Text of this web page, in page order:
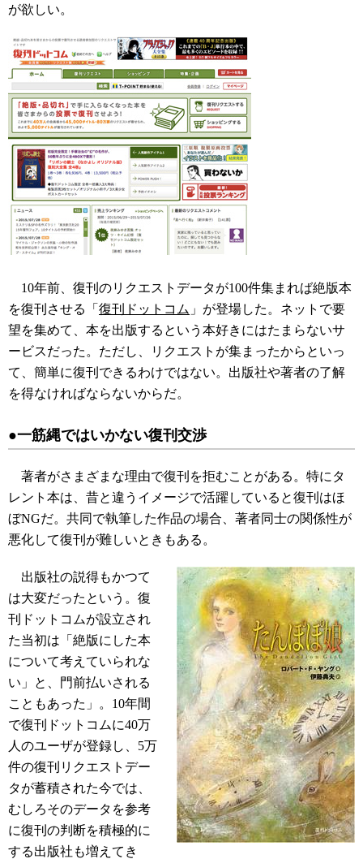
が欲しい。
10年前、復刊のリクエストデータが100件集まれば絶版本
を復刊させる「 復刊ドットコム 」が登場した。ネットで要
望を集めて、本を出版するという本好きにはたまらないサ
ービスだった。ただし、リクエストが集まったからといっ
て、簡単に復刊できるわけではない。出版社や著者の了解
を得なければならないからだ。
●一筋縄ではいかない復刊交渉
著者がさまざまな理由で復刊を拒むことがある。特にタ
レント本は、昔と違うイメージで活躍していると復刊はほ
ぼNGだ。共同で執筆した作品の場合、著者同士の関係性が
悪化して復刊が難しいときもある。
出版社の説得もかつて
は大変だったという。復
刊ドットコムが設立され
た当初は「絶版にした本
について考えていられな
い」と、門前払いされる
こともあった」。10年間
で復刊ドットコムに40万
人のユーザが登録し、5万
件の復刊リクエストデー
タが蓄積された今では、
むしろそのデータを参考
に復刊の判断を積極的に
する出版社も増えてき